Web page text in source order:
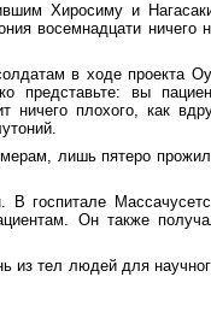
Хиросиму и
восемнадцати ничего
в ходе проекта
представьте: вы
ничего плохого, как
лишь пятеро
В госпитале
Он также
из тел людей для